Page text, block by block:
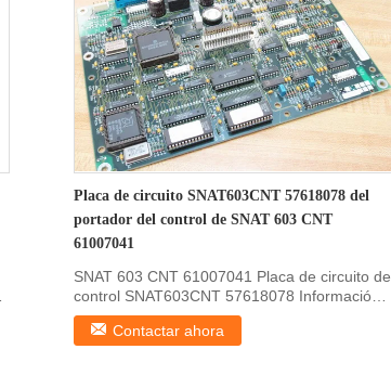
Placa de circuito SNAT603CNT 57618078 del
portador del control de SNAT 603 CNT
61007041
SNAT 603 CNT 61007041 Placa de circuito de
control SNAT603CNT 57618078 Información
sobre el producto ...
Contactar ahora